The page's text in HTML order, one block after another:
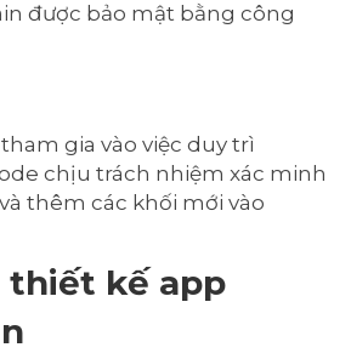
được bảo mật bằng công
gia vào việc duy trì
chịu trách nhiệm xác minh
thêm các khối mới vào
thiết kế app